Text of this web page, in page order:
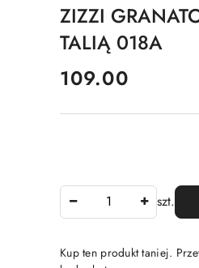
ZIZZI
TALIĄ 018A
cena:
109.00
szt.
Kup ten produkt taniej.